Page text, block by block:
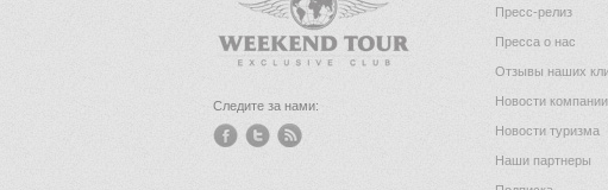
Следите за нами:
Пресс-релиз
Пресса о нас
Отзывы наших
Новости компании
Новости туризма
Наши партнеры